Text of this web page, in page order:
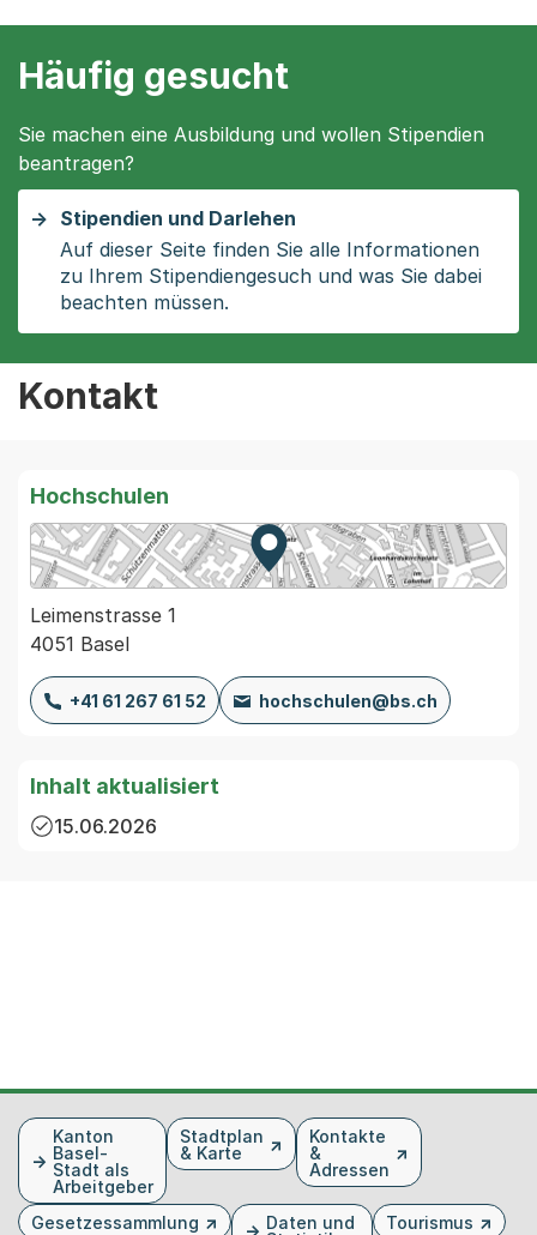
Häufig gesucht
Sie machen eine Ausbildung und wollen Stipendien
beantragen?
Stipendien und Darlehen
Auf dieser Seite finden Sie alle Informationen
zu Ihrem Stipendiengesuch und was Sie dabei
beachten müssen.
Kontakt
Hochschulen
Zur Karte von MapBS.
Externer Link, wird in einem
Leimenstrasse 1
4051 Basel
+41 61 267 61 52 hochschulen@bs.ch
Inhalt aktualisiert
15.06.2026
FusszeileKanton
Basel-
Stadt als
Arbeitgeber
Stadtplan
& Karte
Kontakte
&
Adressen
Gesetzessammlung
Daten und
Tourismus